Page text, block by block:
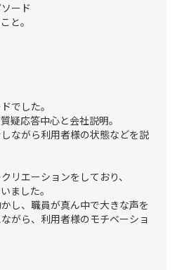
ード
と。
でした。
疑応答中心と会社説明。
ながら利用者様の状態などを説
リエーションをしており、
ました。
し、職員が真ん中で大きな声を
がら、利用者様のモチベーショ